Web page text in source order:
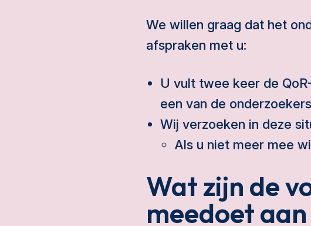
We willen graag dat het
afspraken met u:
U vult twee keer de
een van de
Wij verzoeken in deze
Als u niet meer mee
Wat zijn de
meedoet